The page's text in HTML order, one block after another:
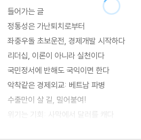
들어가는 글
정통성은 가난퇴치로부터
좌충우돌 초보운전, 경제개발 시작하다
리더십, 이론이 아니라 실천이다
국민정서에 반해도 국익이면 한다
악착같은 경제외교: 베트남 파병
수출만이 살 길, 밀어붙여!
위기는 기회: 사막에서 달러를 캐다